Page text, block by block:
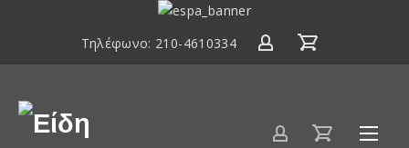
ΕΣΠΑ
2020
Τηλέφωνο: 210-4610334
Είδη